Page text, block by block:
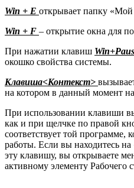
Win + E открывает папку
Win + F – открытие окна для
При нажатии клавиш
окошко свойства системы.
Клавиша<Контекст>
на котором в данный момент
При использовании клавиши
как и при щелчке по правой
соответствует той программе,
работы. Если вы находитесь
эту клавишу, вы открываете
активному элементу Рабочего